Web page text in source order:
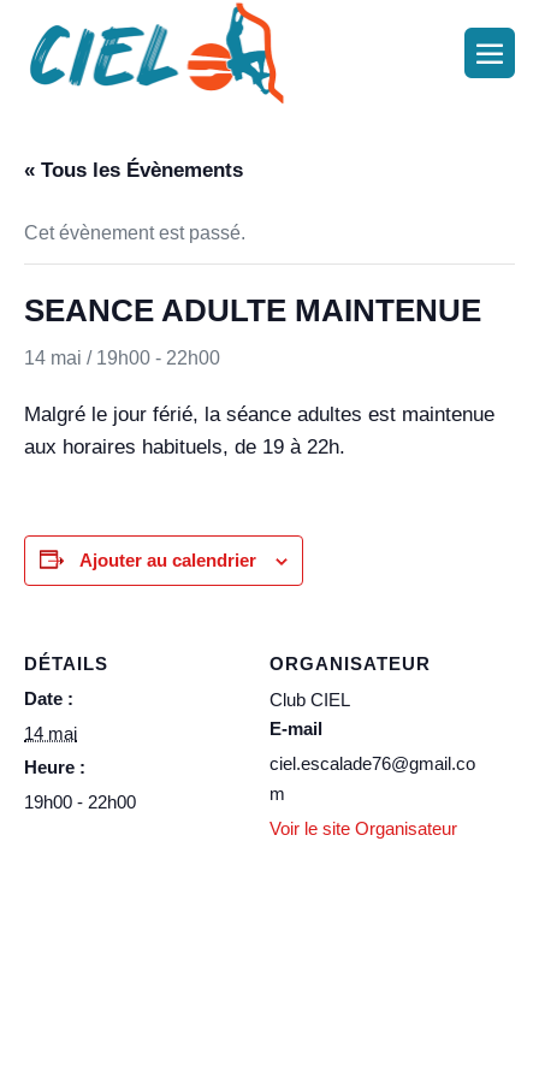
« Tous les Évènements
Cet évènement est passé.
SEANCE ADULTE MAINTENUE
14 mai / 19h00 - 22h00
Malgré le jour férié, la séance adultes est maintenue
aux horaires habituels, de 19 à 22h.
Ajouter au calendrier
DÉTAILS
Date :
14 mai
Heure :
19h00 - 22h00
ORGANISATEUR
Club CIEL
E-mail
ciel.escalade76@gmail.co
m
Voir le site Organisateur